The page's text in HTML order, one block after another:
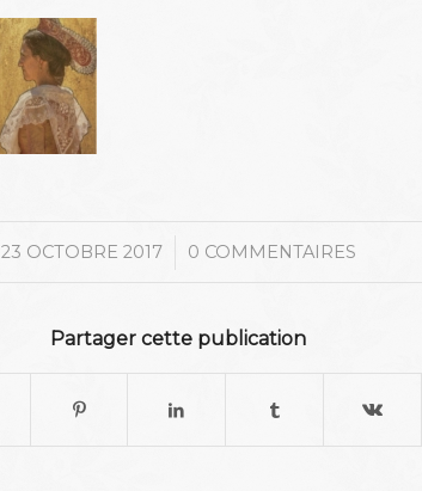
23 OCTOBRE 2017
/ 0 COMMENTAIRES
Partager cette publication